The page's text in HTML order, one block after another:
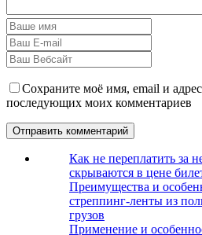
Сохраните моё имя, email и
последующих моих комментариев
Как не переплатить за
скрываются в цене
Преимущества и
стреппинг-ленты из
грузов
Применение и